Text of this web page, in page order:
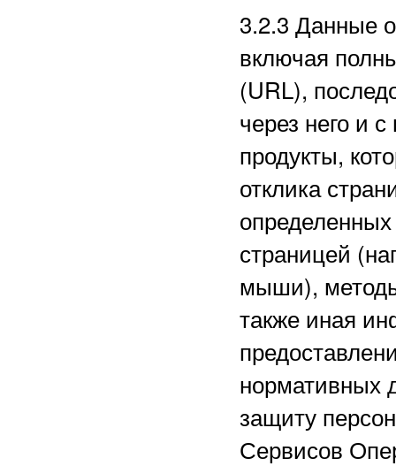
3.2.3 Данные
включая
(URL),
через него и
продукты,
отклика
страницей
мыши),
также иная
нормативных
защиту
Сервисов